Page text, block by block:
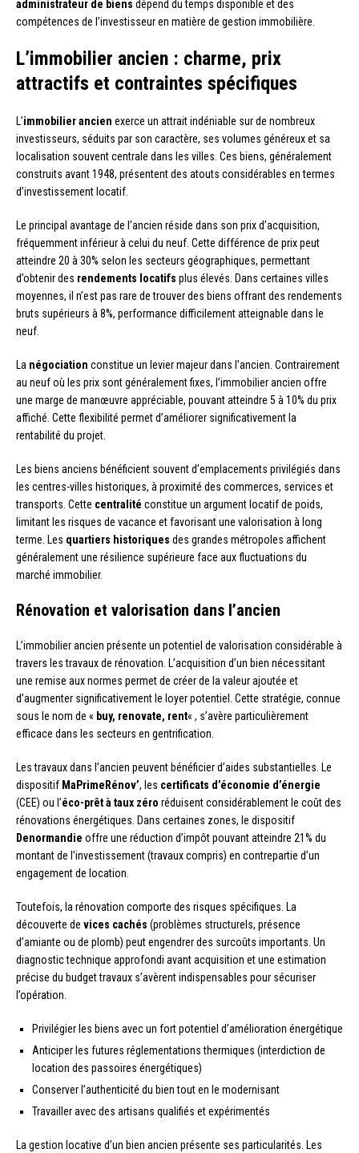
administrateur de biens dépend du temps disponible et des
compétences de l’investisseur en matière de gestion immobilière.
L’immobilier ancien : charme, prix
attractifs et contraintes spécifiques
L’immobilier ancien exerce un attrait indéniable sur de nombreux
investisseurs, séduits par son caractère, ses volumes généreux et sa
localisation souvent centrale dans les villes. Ces biens, généralement
construits avant 1948, présentent des atouts considérables en termes
d’investissement locatif.
Le principal avantage de l’ancien réside dans son prix d’acquisition,
fréquemment inférieur à celui du neuf. Cette différence de prix peut
atteindre 20 à 30% selon les secteurs géographiques, permettant
d’obtenir des rendements locatifs plus élevés. Dans certaines villes
moyennes, il n’est pas rare de trouver des biens offrant des rendements
bruts supérieurs à 8%, performance difficilement atteignable dans le
neuf.
La négociation constitue un levier majeur dans l’ancien. Contrairement
au neuf où les prix sont généralement fixes, l’immobilier ancien offre
une marge de manœuvre appréciable, pouvant atteindre 5 à 10% du prix
affiché. Cette flexibilité permet d’améliorer significativement la
rentabilité du projet.
Les biens anciens bénéficient souvent d’emplacements privilégiés dans
les centres-villes historiques, à proximité des commerces, services et
transports. Cette centralité constitue un argument locatif de poids,
limitant les risques de vacance et favorisant une valorisation à long
terme. Les quartiers historiques des grandes métropoles affichent
généralement une résilience supérieure face aux fluctuations du
marché immobilier.
Rénovation et valorisation dans l’ancien
L’immobilier ancien présente un potentiel de valorisation considérable à
travers les travaux de rénovation. L’acquisition d’un bien nécessitant
une remise aux normes permet de créer de la valeur ajoutée et
d’augmenter significativement le loyer potentiel. Cette stratégie, connue
sous le nom de « buy, renovate, rent« , s’avère particulièrement
efficace dans les secteurs en gentrification.
Les travaux dans l’ancien peuvent bénéficier d’aides substantielles. Le
dispositif MaPrimeRénov’, les certificats d’économie d’énergie
(CEE) ou l’éco-prêt à taux zéro réduisent considérablement le coût des
rénovations énergétiques. Dans certaines zones, le dispositif
Denormandie offre une réduction d’impôt pouvant atteindre 21% du
montant de l’investissement (travaux compris) en contrepartie d’un
engagement de location.
Toutefois, la rénovation comporte des risques spécifiques. La
découverte de vices cachés (problèmes structurels, présence
d’amiante ou de plomb) peut engendrer des surcoûts importants. Un
diagnostic technique approfondi avant acquisition et une estimation
précise du budget travaux s’avèrent indispensables pour sécuriser
l’opération.
Privilégier les biens avec un fort potentiel d’amélioration énergétique
Anticiper les futures réglementations thermiques (interdiction de
location des passoires énergétiques)
Conserver l’authenticité du bien tout en le modernisant
Travailler avec des artisans qualifiés et expérimentés
La gestion locative d’un bien ancien présente ses particularités. Les